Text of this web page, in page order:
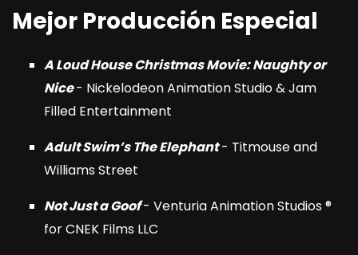
Mejor Producción Especial
A Loud House Christmas Movie: Naughty or
Nice- Nickelodeon Animation Studio & Jam
Filled Entertainment
Adult Swim’s The Elephant- Titmouse and
Williams Street
Not Just a Goof- Venturia Animation Studios ®
for CNEK Films LLC